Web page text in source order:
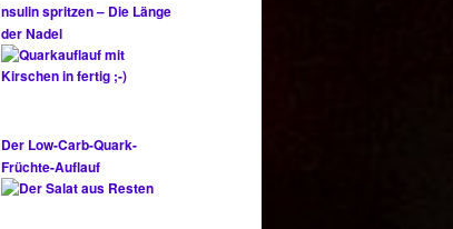
nsulin spritzen – Die Länge
der Nadel
Der Low-Carb-Quark-
Früchte-Auflauf